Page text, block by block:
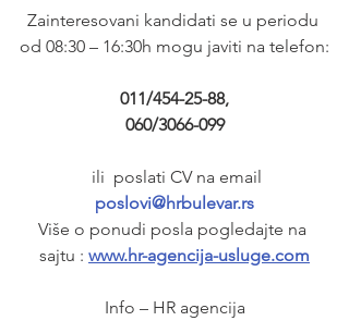
Zainteresovani kandidati se u periodu
od 08:30 – 16:30h mogu javiti na telefon:
011/454-25-88,
060/3066-099
ili  poslati CV na email
poslovi@hrbulevar.rs
Više o ponudi posla pogledajte na
sajtu : www.hr-agencija-usluge.com
Info – HR agencija